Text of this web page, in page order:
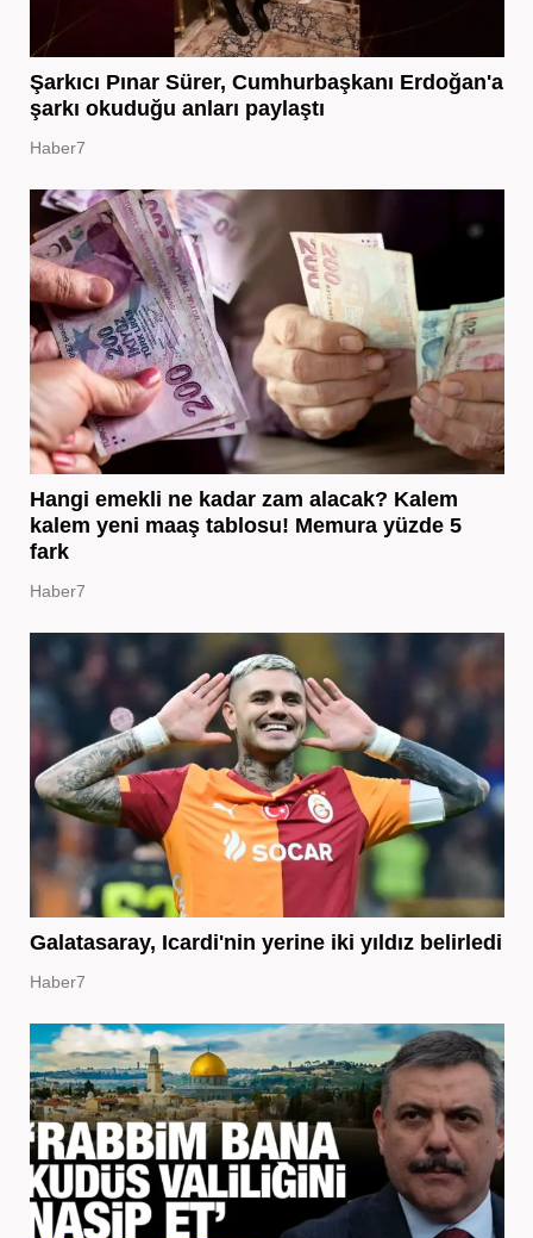
Şarkıcı Pınar Sürer, Cumhurbaşkanı Erdoğan'a
şarkı okuduğu anları paylaştı
Haber7
Hangi emekli ne kadar zam alacak? Kalem
kalem yeni maaş tablosu! Memura yüzde 5
fark
Haber7
Galatasaray, Icardi'nin yerine iki yıldız belirledi
Haber7